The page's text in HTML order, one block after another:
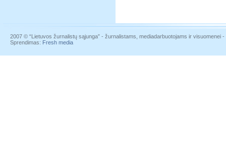
2007 © “Lietuvos žurnalistų sąjunga” - žurnalistams, mediadarbuotojams ir visuomenei
Sprendimas: Fresh media